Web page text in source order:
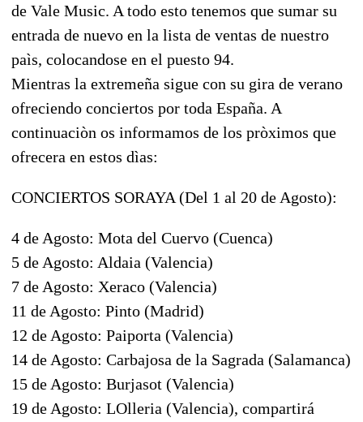
de Vale Music. A todo esto tenemos que sumar su
entrada de nuevo en la lista de ventas de nuestro
paìs, colocandose en el puesto 94.
Mientras la extremeña sigue con su gira de verano
ofreciendo conciertos por toda España. A
continuaciòn os informamos de los pròximos que
ofrecera en estos dìas:
CONCIERTOS SORAYA (Del 1 al 20 de Agosto):
4 de Agosto: Mota del Cuervo (Cuenca)
5 de Agosto: Aldaia (Valencia)
7 de Agosto: Xeraco (Valencia)
11 de Agosto: Pinto (Madrid)
12 de Agosto: Paiporta (Valencia)
14 de Agosto: Carbajosa de la Sagrada (Salamanca)
15 de Agosto: Burjasot (Valencia)
19 de Agosto: LOlleria (Valencia), compartirá